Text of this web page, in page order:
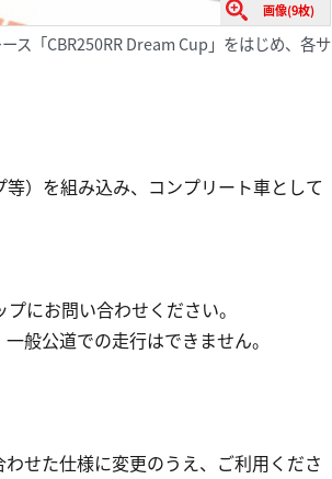
画像(9枚)
ス「CBR250RR Dream Cup」をはじめ、各サ
）を組み込み、コンプリート車として
にお問い合わせください。
般公道での走行はできません。
せた仕様に変更のうえ、ご利用くださ